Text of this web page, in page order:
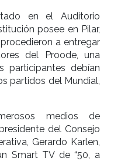
en el Auditorio
posee en Pilar,
a entregar
del Proode, una
participantes debían
partidos del Mundial,
medios de
del Consejo
Gerardo Karlen,
Smart TV de “50, a